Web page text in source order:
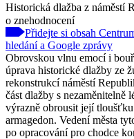
Historická dlažba z náměstí
o znehodnocení
Přidejte si obsah
hledání a Google zprávy
Obrovskou vlnu emocí i
úprava historické dlažby ze
rekonstrukcí náměstí
část dlažby s nezaměnitelně
výrazně obrousit její
armagedon. Vedení města
po opracování pro chodce